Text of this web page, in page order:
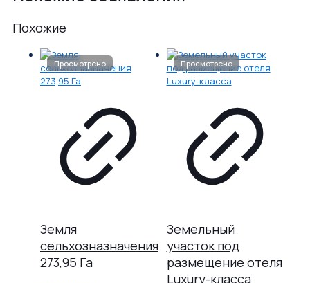
Похожие
Земля
сельхозназначения
273,95 Га
Земельный
участок под
размещение отеля
Luxury-класса